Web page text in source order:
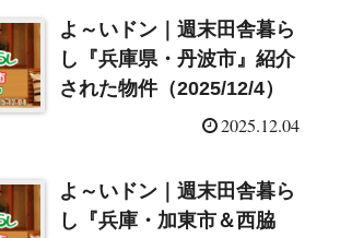
よ～いドン｜週末田舎暮ら
し『兵庫県・丹波市』紹介
された物件（2025/12/4）
2025.12.04
よ～いドン｜週末田舎暮ら
し『兵庫・加東市＆西脇